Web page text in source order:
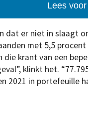
Lees voor
dat er niet in slaagt
met 5,5
krant van een
klinkt het.
2021 in portefeuille